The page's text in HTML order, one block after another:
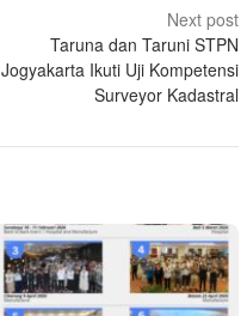
Next post
Taruna dan Taruni STPN
Jogyakarta Ikuti Uji Kompetensi
Surveyor Kadastral